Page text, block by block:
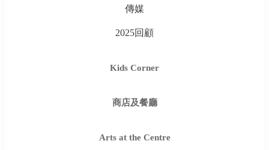
傳媒
2025回顧
Kids Corner
商店及餐廳
Arts at the Centre